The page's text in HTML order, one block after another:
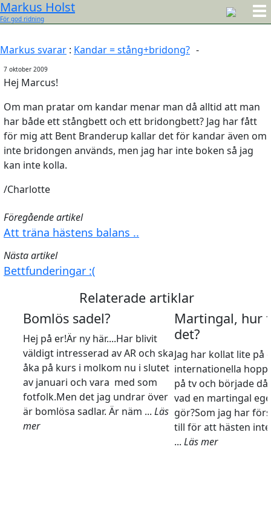
Markus Holst
För god ridning
Markus svarar : Kandar = stång+bridong? -
7 oktober 2009
Hej Marcus!
Om man pratar om kandar menar man då alltid att man
har både ett stångbett och ett bridongbett? Jag har fått
för mig att Bent Branderup kallar det för kandar även om
inte bridongen används, men jag har inte boken så jag
kan inte kolla.
/Charlotte
Föregående artikel
Att träna hästens balans ..
Nästa artikel
Bettfunderingar :(
Relaterade artiklar
Bomlös sadel?
Hej på er!Är ny här....Har blivit
väldigt intresserad av AR och ska
åka på kurs i molkom nu i slutet
av januari och vara med som
fotfolk.Men det jag undrar över
är bomlösa sadlar. Är näm ... Läs
mer
Martingal, hur
det?
Jag har kollat lite på
internationella
på tv och började
vad en martingal
gör?Som jag har
till för att hästen
... Läs mer